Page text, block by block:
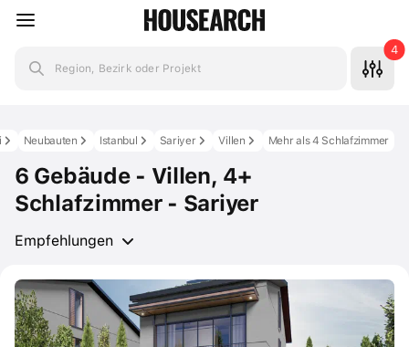
Region, Bezirk oder Projekt
4
Mehr als 4 Schlafzimmer
Villen
Sariyer
Istanbul
Neubauten
6 Gebäude - Villen, 4+
Schlafzimmer - Sariyer
Empfehlungen